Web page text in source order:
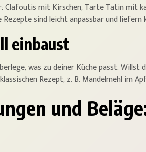
Clafoutis mit Kirschen, Tarte Tatin mit
Rezepte sind leicht anpassbar und
einbaust
was zu deiner Küche passt:
Rezept, z. B. Mandelmehl im
und